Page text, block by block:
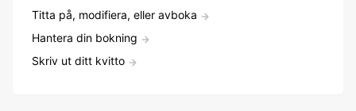
Titta på, modifiera, eller avboka
Hantera din bokning
Skriv ut ditt kvitto